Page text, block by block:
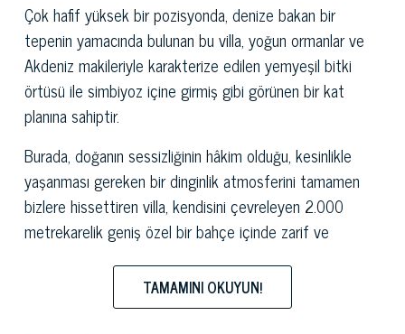
Çok hafif yüksek bir pozisyonda, denize bakan bir
tepenin yamacında bulunan bu villa, yoğun ormanlar ve
Akdeniz makileriyle karakterize edilen yemyeşil bitki
örtüsü ile simbiyoz içine girmiş gibi görünen bir kat
planına sahiptir.
Burada, doğanın sessizliğinin hâkim olduğu, kesinlikle
yaşanması gereken bir dinginlik atmosferini tamamen
bizlere hissettiren villa, kendisini çevreleyen 2.000
metrekarelik geniş özel bir bahçe içinde zarif ve
250 metrekarelik bir iç yüzeye sahip ana konut,
TAMAMINI OKUYUN!